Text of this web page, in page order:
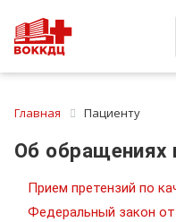
Главная Пациенту
Об обращениях
Прием претензий по
Федеральный закон